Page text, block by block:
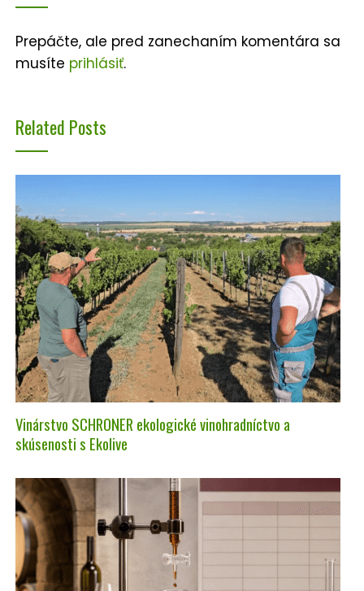
Prepáčte, ale pred zanechaním komentára sa
musíte prihlásiť.
Related Posts
Vinárstvo SCHRONER ekologické vinohradníctvo a
skúsenosti s Ekolive